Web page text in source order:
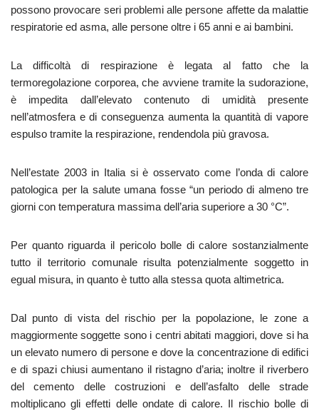
possono provocare seri problemi alle persone affette da malattie
respiratorie ed asma, alle persone oltre i 65 anni e ai bambini.
La difficoltà di respirazione è legata al fatto che la
termoregolazione corporea, che avviene tramite la sudorazione,
è impedita dall’elevato contenuto di umidità presente
nell’atmosfera e di conseguenza aumenta la quantità di vapore
espulso tramite la respirazione, rendendola più gravosa.
Nell’estate 2003 in Italia si è osservato come l’onda di calore
patologica per la salute umana fosse “un periodo di almeno tre
giorni con temperatura massima dell’aria superiore a 30 °C”.
Per quanto riguarda il pericolo bolle di calore sostanzialmente
tutto il territorio comunale risulta potenzialmente soggetto in
egual misura, in quanto è tutto alla stessa quota altimetrica.
Dal punto di vista del rischio per la popolazione, le zone a
maggiormente soggette sono i centri abitati maggiori, dove si ha
un elevato numero di persone e dove la concentrazione di edifici
e di spazi chiusi aumentano il ristagno d’aria; inoltre il riverbero
del cemento delle costruzioni e dell’asfalto delle strade
moltiplicano gli effetti delle ondate di calore. Il rischio bolle di